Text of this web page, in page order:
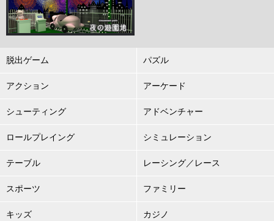
脱出ゲーム パズル
アクション アーケード
シューティング アドベンチャー
ロールプレイング シミュレーション
テーブル レーシング／レース
スポーツ ファミリー
キッズ カジノ